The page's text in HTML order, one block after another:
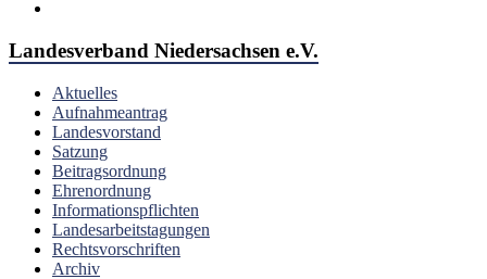
Landesverband Niedersachsen e.V.
Aktuelles
Aufnahmeantrag
Landesvorstand
Satzung
Beitragsordnung
Ehrenordnung
Informationspflichten
Landesarbeitstagungen
Rechtsvorschriften
Archiv